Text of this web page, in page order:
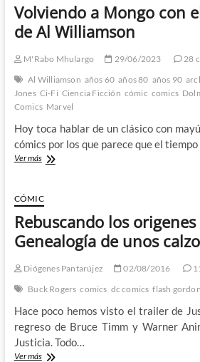
Volviendo a Mongo con
de Al Williamson
M'Rabo Mhulargo 29/06/2023
28
Al Williamson años 60 años 80 años 90
Jones Ci-Fi Ciencia Ficción cómic comics
Comics Marvel
Hoy toca hablar de un clásico con
cómics por los que parece que el
Ver másVolviendo
con
el
Flash
Gordon
de
Williamson
CÓMIC
Rebuscando los
Genealogía de unos
Diógenes Pantarújez 02/08/2016
Buck Rogers comics dc comics flash gordon
Hace poco hemos visto el trailer de
regreso de Bruce Timm y Warner
Justicia. Todo…
Ver másRebuscando